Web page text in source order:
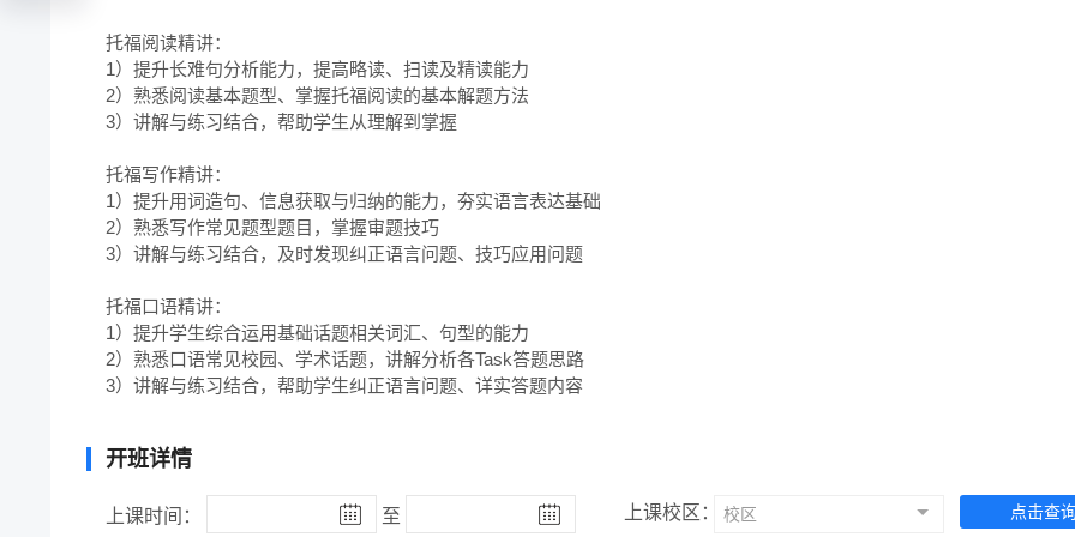
托福阅读精讲：
1）提升长难句分析能力，提高略读、扫读及精读能力
2）熟悉阅读基本题型、掌握托福阅读的基本解题方法
3）讲解与练习结合，帮助学生从理解到掌握
托福写作精讲：
1）提升用词造句、信息获取与归纳的能力，夯实语言表达基础
2）熟悉写作常见题型题目，掌握审题技巧
3）讲解与练习结合，及时发现纠正语言问题、技巧应用问题
托福口语精讲：
1）提升学生综合运用基础话题相关词汇、句型的能力
2）熟悉口语常见校园、学术话题，讲解分析各Task答题思路
3）讲解与练习结合，帮助学生纠正语言问题、详实答题内容
开班详情
上课时间： 至 上课校区： 校区 点击查